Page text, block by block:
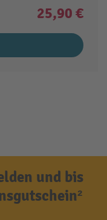
25,90 €
und bis